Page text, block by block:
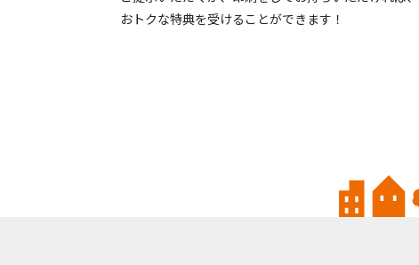
おトクな特典を受けることができます！